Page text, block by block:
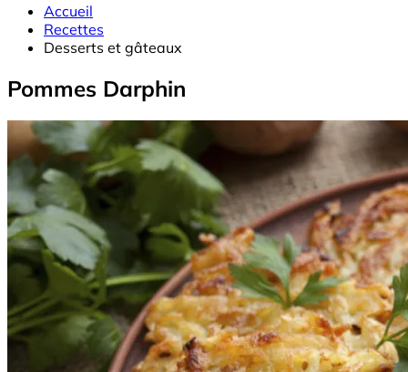
Accueil
Recettes
Desserts et gâteaux
Pommes Darphin